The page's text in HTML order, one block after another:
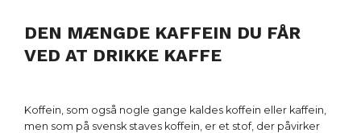
DEN MÆNGDE KAFFEIN DU FÅR
VED AT DRIKKE KAFFE
Koffein, som også nogle gange kaldes koffein eller kaffein,
men som på svensk staves koffein, er et stof, der påvirker